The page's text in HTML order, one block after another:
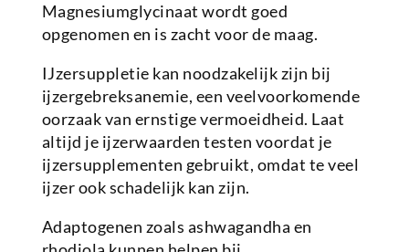
Magnesiumglycinaat wordt goed
opgenomen en is zacht voor de maag.
IJzersuppletie kan noodzakelijk zijn bij
ijzergebreksanemie, een veelvoorkomende
oorzaak van ernstige vermoeidheid. Laat
altijd je ijzerwaarden testen voordat je
ijzersupplementen gebruikt, omdat te veel
ijzer ook schadelijk kan zijn.
Adaptogenen zoals ashwagandha en